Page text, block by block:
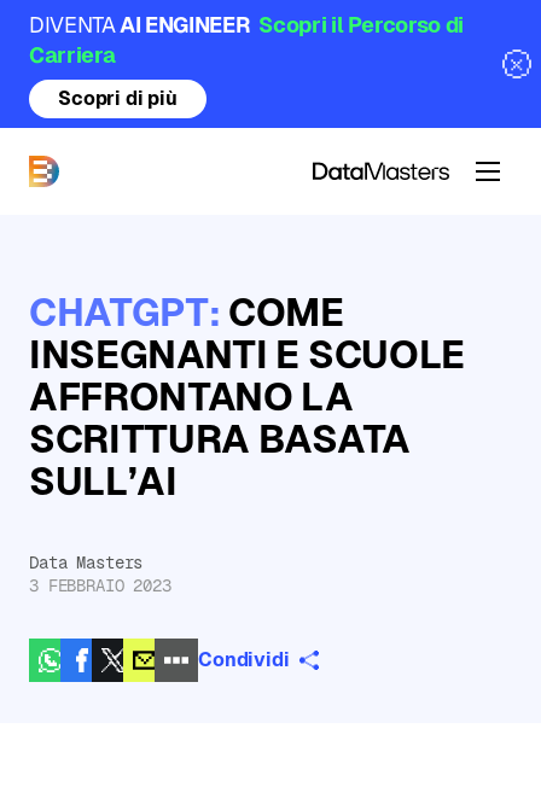
DIVENTAAI ENGINEER Scopri il Percorso di
Carriera
Scopri di più
CHATGPT: COME
INSEGNANTI E SCUOLE
AFFRONTANO LA
SCRITTURA BASATA
SULL’AI
Data Masters
3 FEBBRAIO 2023
Condividi